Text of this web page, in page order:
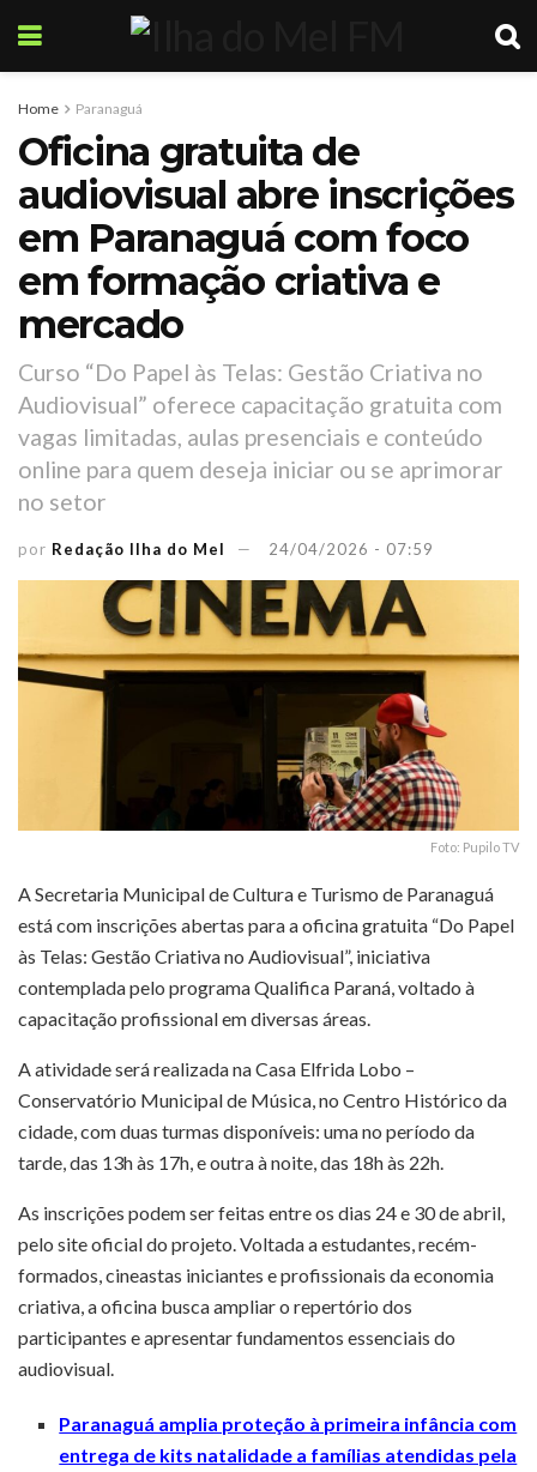
Home Paranaguá
Oficina gratuita de
audiovisual abre inscrições
em Paranaguá com foco
em formação criativa e
mercado
Curso “Do Papel às Telas: Gestão Criativa no
Audiovisual” oferece capacitação gratuita com
vagas limitadas, aulas presenciais e conteúdo
online para quem deseja iniciar ou se aprimorar
no setor
por Redação Ilha do Mel 24/04/2026 - 07:59
Foto: Pupilo TV
A Secretaria Municipal de Cultura e Turismo de Paranaguá
está com inscrições abertas para a oficina gratuita “Do Papel
às Telas: Gestão Criativa no Audiovisual”, iniciativa
contemplada pelo programa Qualifica Paraná, voltado à
capacitação profissional em diversas áreas.
A atividade será realizada na Casa Elfrida Lobo –
Conservatório Municipal de Música, no Centro Histórico da
cidade, com duas turmas disponíveis: uma no período da
tarde, das 13h às 17h, e outra à noite, das 18h às 22h.
As inscrições podem ser feitas entre os dias 24 e 30 de abril,
pelo site oficial do projeto. Voltada a estudantes, recém-
formados, cineastas iniciantes e profissionais da economia
criativa, a oficina busca ampliar o repertório dos
participantes e apresentar fundamentos essenciais do
audiovisual.
Paranaguá amplia proteção à primeira infância com
entrega de kits natalidade a famílias atendidas pela